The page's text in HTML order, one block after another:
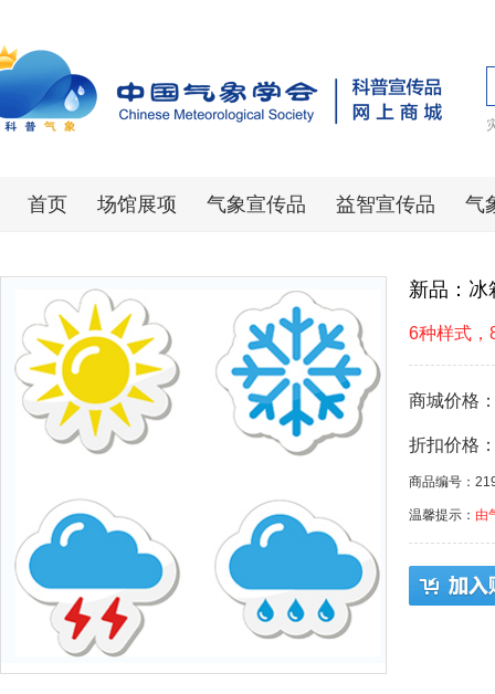
首页 场馆展项 气象宣传品 益智宣传品 气
新品：冰
6种样式，
商城价格
折扣价格
商品编号：
温馨提示： 由